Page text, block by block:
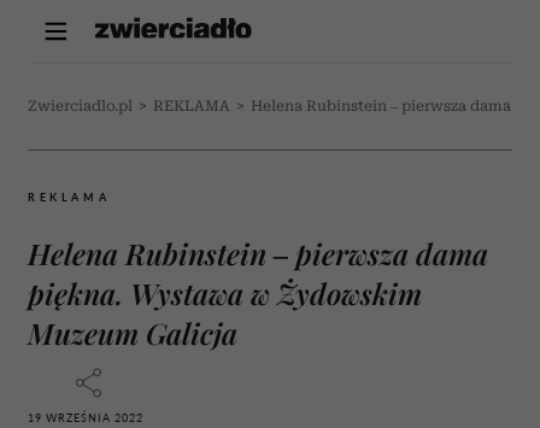
Zwierciadlo.pl > REKLAMA > Helena Rubinstein – pierwsza dama
REKLAMA
Helena Rubinstein – pierwsza dama
piękna. Wystawa w Żydowskim
Muzeum Galicja
19 WRZEŚNIA 2022